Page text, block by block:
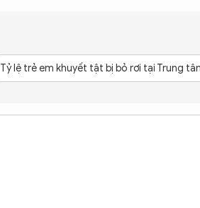
Tỷ lệ trẻ em khuyết tật bị bỏ rơi tại Trung